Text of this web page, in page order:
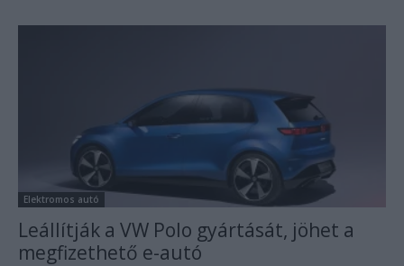
Elektromos autó
Leállítják a VW Polo gyártását, jöhet a
megfizethető e-autó